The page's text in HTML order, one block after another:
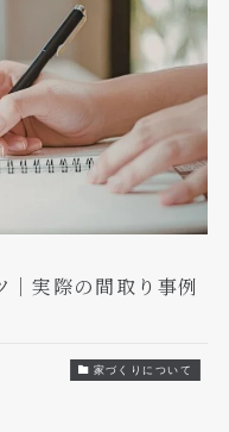
｜実際の間取り事例
家づくりについて